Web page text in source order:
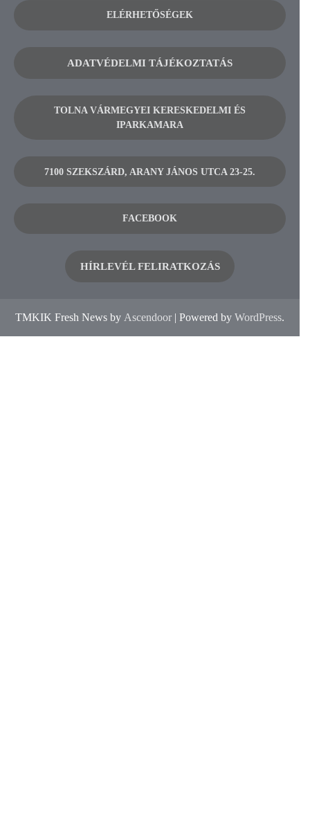
ELÉRHETŐSÉGEK
ADATVÉDELMI TÁJÉKOZTATÁS
TOLNA VÁRMEGYEI KERESKEDELMI ÉS
IPARKAMARA
7100 SZEKSZÁRD, ARANY JÁNOS UTCA 23-25.
FACEBOOK
HÍRLEVÉL FELIRATKOZÁS
TMKIK Fresh News by Ascendoor | Powered by WordPress.